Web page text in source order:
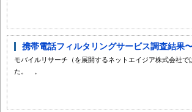
携帯電話フィルタリングサービス調査結果
モバイルリサーチ（を展開するネットエイジア株式会社
た。 。